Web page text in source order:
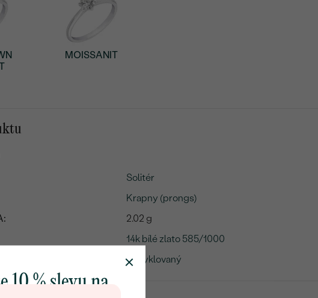
MOISSANIT
Solitér
Krapny (prongs)
2.02 g
14k bílé zlato 585/1000
Recyklovaný
10 % slevu na